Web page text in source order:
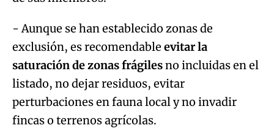
- Aunque se han establecido zonas de
exclusión, es recomendable evitar la
saturación de zonas frágilesno incluidas en el
listado, no dejar residuos, evitar
perturbaciones en fauna local y no invadir
fincas o terrenos agrícolas.